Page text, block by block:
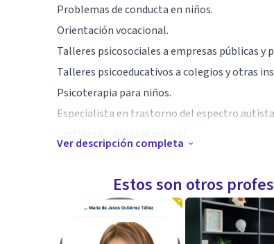
Problemas de conducta en niños.
Orientación vocacional.
Talleres psicosociales a empresas públicas y
Talleres psicoeducativos a colegios y otras
Psicoterapia para niños.
Especialista en trastorno del espectro
Especialista en trastorno del espectro
Especialista en estimulación temprana
Especialista en terapia de lenguaje.
Ver descripción completa
Estos son otros